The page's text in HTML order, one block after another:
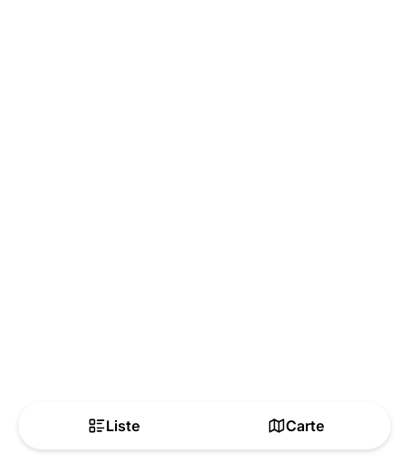
Liste Carte